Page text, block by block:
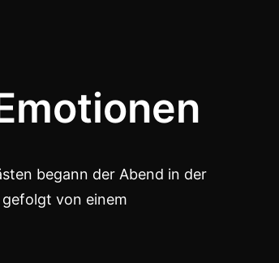
begann der Abend in der
von einem